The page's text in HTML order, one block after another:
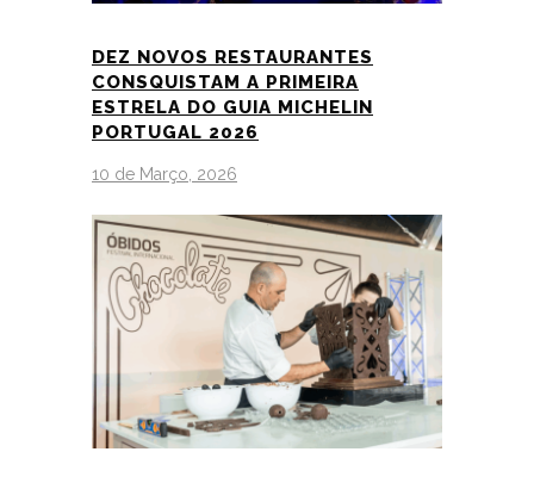
DEZ NOVOS RESTAURANTES
CONSQUISTAM A PRIMEIRA
ESTRELA DO GUIA MICHELIN
PORTUGAL 2026
10 de Março, 2026